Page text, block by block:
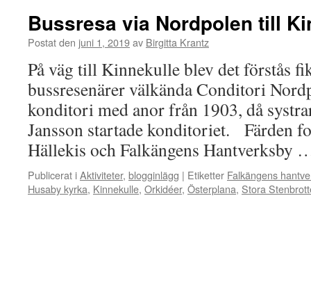
Bussresa via Nordpolen till
Postat den juni 1, 2019av Birgitta Krantz
På väg till Kinnekulle blev det förstås
bussresenärer välkända Conditori
konditori med anor från 1903, då
Jansson startade konditoriet. Färden
Hällekis och Falkängens Hantverksby
Publicerat iAktiviteter, blogginlägg | Etiketter Falkängens
Husaby kyrka, Kinnekulle, Orkidéer, Österplana, Stora